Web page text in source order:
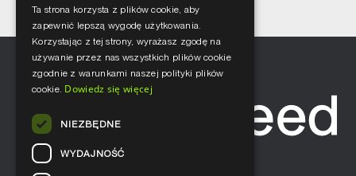
Ta strona korzysta z plików cookie, aby
zapewnić lepszą wygodę użytkowania.
Korzystając z tej strony, wyrażasz zgodę na
używanie przez nas wszystkich plików cookie
zgodnie z warunkami naszej polityki plików
cookie. Dowiedz się więcej
NIEZBĘDNE
WYDAJNOŚĆ